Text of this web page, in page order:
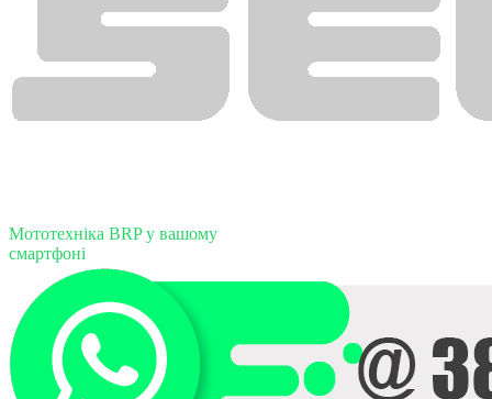
Мототехніка BRP у вашому
смартфоні